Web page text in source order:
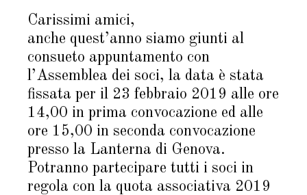
Carissimi amici,
anche quest’anno siamo giunti al
consueto appuntamento con
l’Assemblea dei soci, la data è stata
fissata per il 23 febbraio 2019 alle ore
14,00 in prima convocazione ed alle
ore 15,00 in seconda convocazione
presso la Lanterna di Genova.
Potranno partecipare tutti i soci in
regola con la quota associativa 2019